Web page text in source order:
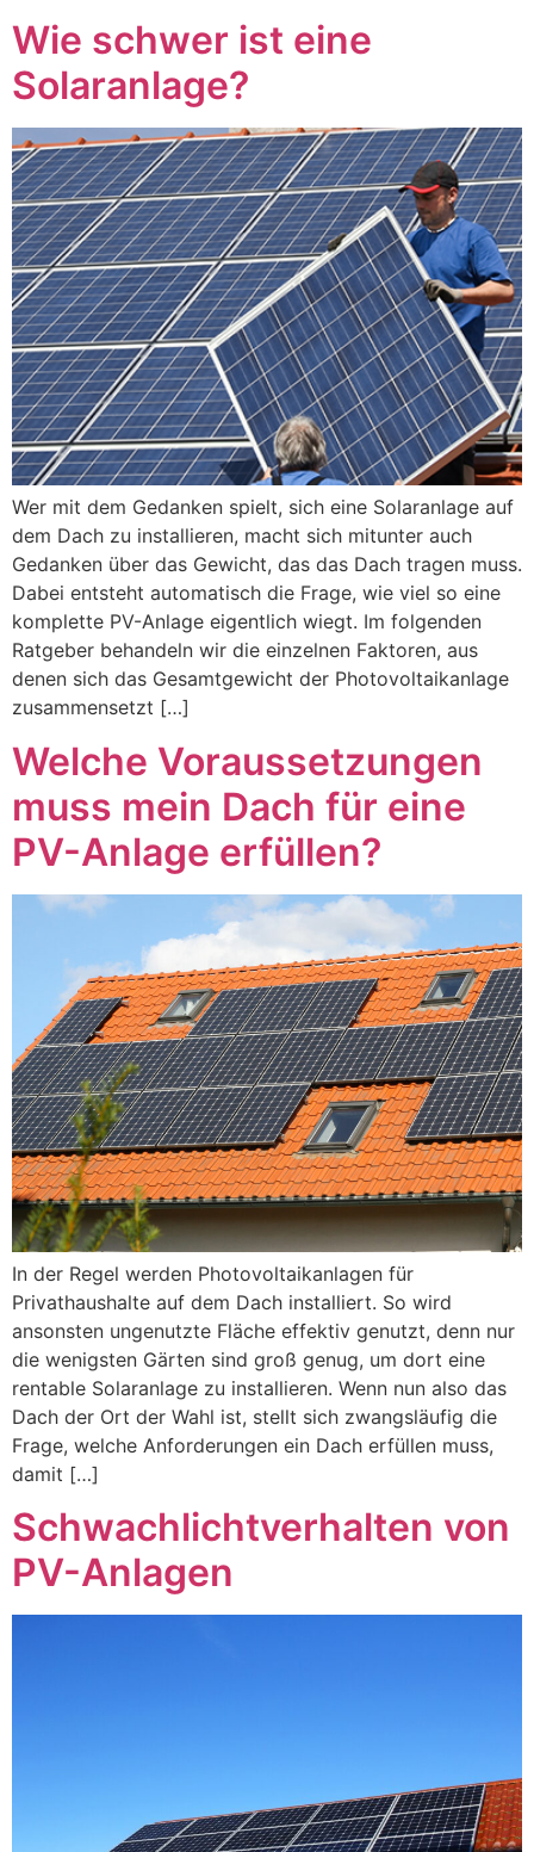
Wie schwer ist eine
Solaranlage?
Wer mit dem Gedanken spielt, sich eine Solaranlage auf
dem Dach zu installieren, macht sich mitunter auch
Gedanken über das Gewicht, das das Dach tragen muss.
Dabei entsteht automatisch die Frage, wie viel so eine
komplette PV-Anlage eigentlich wiegt. Im folgenden
Ratgeber behandeln wir die einzelnen Faktoren, aus
denen sich das Gesamtgewicht der Photovoltaikanlage
zusammensetzt […]
Welche Voraussetzungen
muss mein Dach für eine
PV-Anlage erfüllen?
In der Regel werden Photovoltaikanlagen für
Privathaushalte auf dem Dach installiert. So wird
ansonsten ungenutzte Fläche effektiv genutzt, denn nur
die wenigsten Gärten sind groß genug, um dort eine
rentable Solaranlage zu installieren. Wenn nun also das
Dach der Ort der Wahl ist, stellt sich zwangsläufig die
Frage, welche Anforderungen ein Dach erfüllen muss,
damit […]
Schwachlichtverhalten von
PV-Anlagen